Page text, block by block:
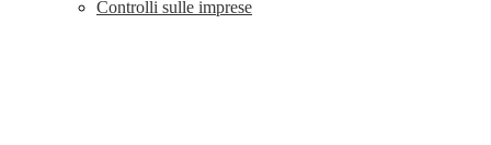
Controlli sulle imprese